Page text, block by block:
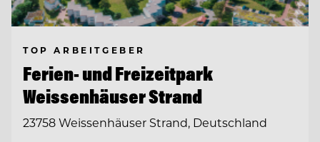
TOP ARBEITGEBER
Ferien- und Freizeitpark
Weissenhäuser Strand
23758 Weissenhäuser Strand, Deutschland